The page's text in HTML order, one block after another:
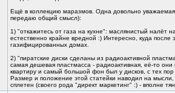
Ещё в коллекцию маразмов. Одна довольно
передаю общий смысл):
1) "откажитесь от газа на кухне": маслянистый налёт
естественно крайне вредной :) Интересно, куда
газифицированных домах.
2) "пиратские диски сделаны из радиоактивной
самая дешевая пластмасса - радиоактивная, её-то
квартиру и самый большой фон был у дисков, с тех
Размер и положение этой статейки наводил на
сплетен (своего рода "директ маркетинг" :) - вполне